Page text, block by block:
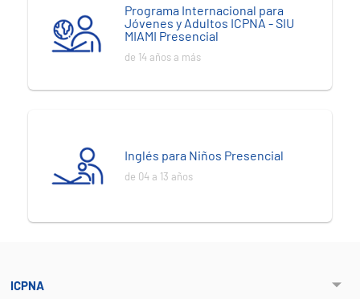
Programa Internacional para
Jóvenes y Adultos ICPNA - SIU
MIAMI Presencial
de 14 años a más
Inglés para Niños Presencial
de 04 a 13 años
ICPNA